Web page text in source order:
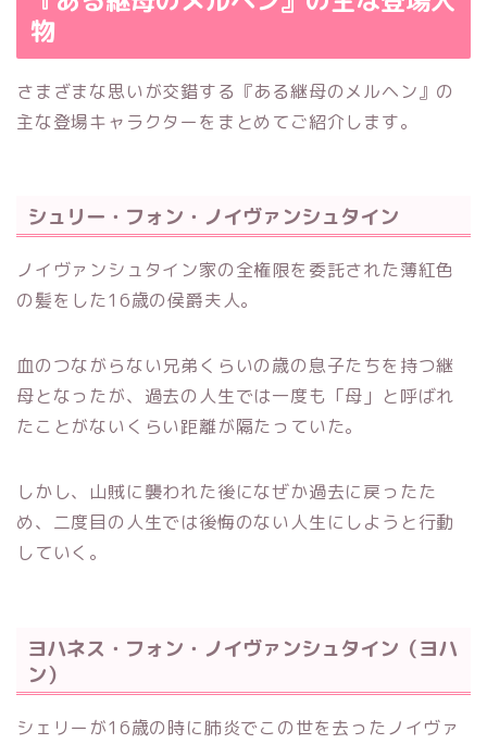
物
さまざまな思いが交錯する『ある継母のメルヘン』の
主な登場キャラクターをまとめてご紹介します。
シュリー・フォン・ノイヴァンシュタイン
ノイヴァンシュタイン家の全権限を委託された薄紅色
の髪をした16歳の侯爵夫人。
血のつながらない兄弟くらいの歳の息子たちを持つ継
母となったが、過去の人生では一度も「母」と呼ばれ
たことがないくらい距離が隔たっていた。
しかし、山賊に襲われた後になぜか過去に戻ったた
め、二度目の人生では後悔のない人生にしようと行動
していく。
ヨハネス・フォン・ノイヴァンシュタイン（ヨハ
ン）
シェリーが16歳の時に肺炎でこの世を去ったノイヴァ